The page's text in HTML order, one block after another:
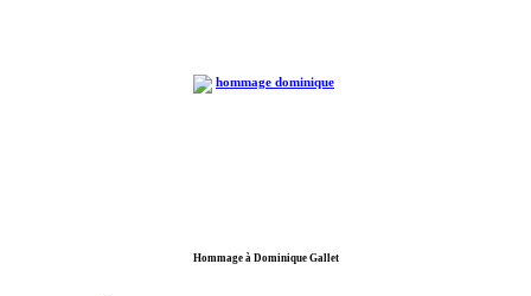
Hommage à Dominique Gallet